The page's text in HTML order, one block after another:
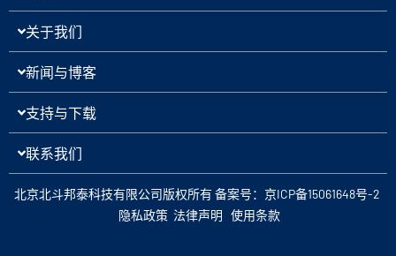
关于我们
新闻与博客
支持与下载
联系我们
北京北斗邦泰科技有限公司版权所有 备案号：京ICP备15061648号-2
隐私政策 法律声明 使用条款